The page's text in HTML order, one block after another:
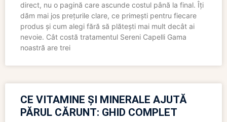
direct, nu o pagină care ascunde costul până la final. Îți
dăm mai jos prețurile clare, ce primești pentru fiecare
produs și cum alegi fără să plătești mai mult decât ai
nevoie. Cât costă tratamentul Sereni Capelli Gama
noastră are trei
CE VITAMINE ȘI MINERALE AJUTĂ
PĂRUL CĂRUNT: GHID COMPLET